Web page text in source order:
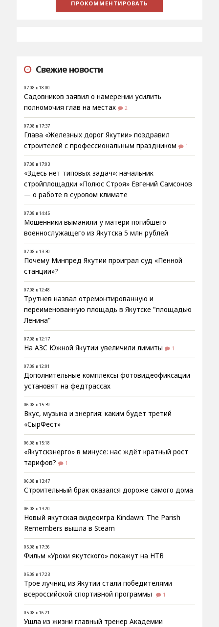
Свежие новости
07.08 в 18:00
Садовников заявил о намерении усилить
полномочия глав на местах
2
07.08 в 17:37
Глава «Железных дорог Якутии» поздравил
строителей с профессиональным праздником
1
07.08 в 17:03
«Здесь нет типовых задач»: начальник
стройплощадки «Полюс Строя» Евгений Самсонов
— о работе в суровом климате
07.08 в 14:45
Мошенники выманили у матери погибшего
военнослужащего из Якутска 5 млн рублей
07.08 в 13:30
Почему Минпред Якутии проиграл суд «Пенной
станции»?
07.08 в 12:48
Трутнев назвал отремонтированную и
переименованную площадь в Якутске "площадью
Ленина"
07.08 в 12:17
На АЗС Южной Якутии увеличили лимиты 1
07.08 в 12:01
Дополнительные комплексы фотовидеофиксации
установят на федтрассах
06.08 в 15:39
Вкус, музыка и энергия: каким будет третий
«СырФест»
06.08 в 15:18
«Якутскэнерго» в минусе: нас ждёт кратный рост
тарифов?
1
06.08 в 13:47
Строительный брак оказался дороже самого дома
06.08 в 13:20
Новый якутская видеоигра Kindawn: The Parish
Remembers вышла в Steam
05.08 в 17:36
Фильм «Уроки якутского» покажут на НТВ
05.08 в 17:23
Трое лучниц из Якутии стали победителями
всероссийской спортивной программы
1
05.08 в 16:21
Ушла из жизни главный тренер Академии